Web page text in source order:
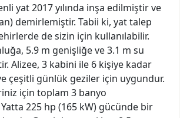
yat 2017 yılında inşa edilmiştir ve
demirlemiştir. Tabii ki, yat talep
de sizin için kullanılabilir.
5.9 m genişliğe ve 3.1 m su
Alizee, 3 kabini ile 6 kişiye kadar
çeşitli günlük geziler için uygundur.
için toplam 3 banyo
225 hp (165 kW) gücünde bir